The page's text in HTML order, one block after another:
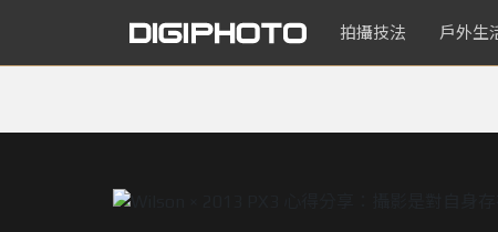
拍攝技法 戶外生